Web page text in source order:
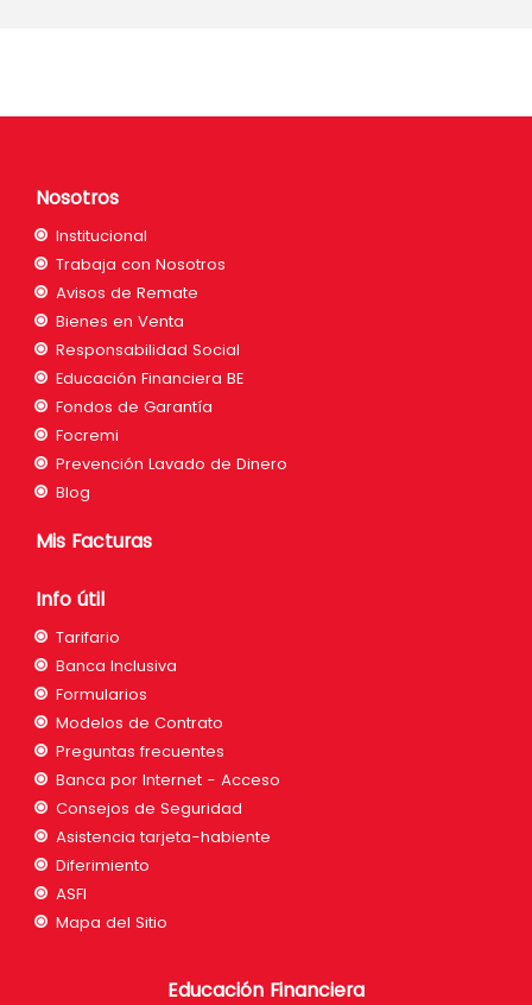
Nosotros
Institucional
Trabaja con Nosotros
Avisos de Remate
Bienes en Venta
Responsabilidad Social
Educación Financiera BE
Fondos de Garantía
Focremi
Prevención Lavado de Dinero
Blog
Mis Facturas
Info útil
Tarifario
Banca Inclusiva
Formularios
Modelos de Contrato
Preguntas frecuentes
Banca por Internet - Acceso
Consejos de Seguridad
Asistencia tarjeta-habiente
Diferimiento
ASFI
Mapa del Sitio
Educación Financiera